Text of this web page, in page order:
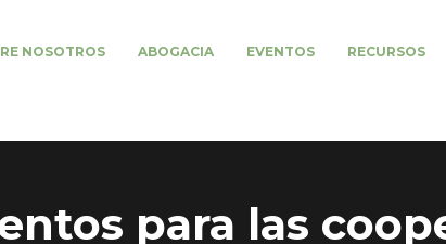
NOSOTROS ABOGACIA EVENTOS RECURSOS
para las